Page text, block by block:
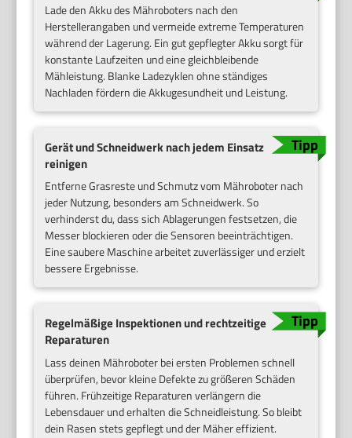
Lade den Akku des Mähroboters nach den
Herstellerangaben und vermeide extreme Temperaturen
während der Lagerung. Ein gut gepflegter Akku sorgt für
konstante Laufzeiten und eine gleichbleibende
Mähleistung. Blanke Ladezyklen ohne ständiges
Nachladen fördern die Akkugesundheit und Leistung.
Gerät und Schneidwerk nach jedem Einsatz
reinigen
Entferne Grasreste und Schmutz vom Mähroboter nach
jeder Nutzung, besonders am Schneidwerk. So
verhinderst du, dass sich Ablagerungen festsetzen, die
Messer blockieren oder die Sensoren beeinträchtigen.
Eine saubere Maschine arbeitet zuverlässiger und erzielt
bessere Ergebnisse.
Regelmäßige Inspektionen und rechtzeitige
Reparaturen
Lass deinen Mähroboter bei ersten Problemen schnell
überprüfen, bevor kleine Defekte zu größeren Schäden
führen. Frühzeitige Reparaturen verlängern die
Lebensdauer und erhalten die Schneidleistung. So bleibt
dein Rasen stets gepflegt und der Mäher effizient.